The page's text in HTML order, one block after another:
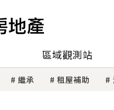
區域觀測站
繼承 租屋補助